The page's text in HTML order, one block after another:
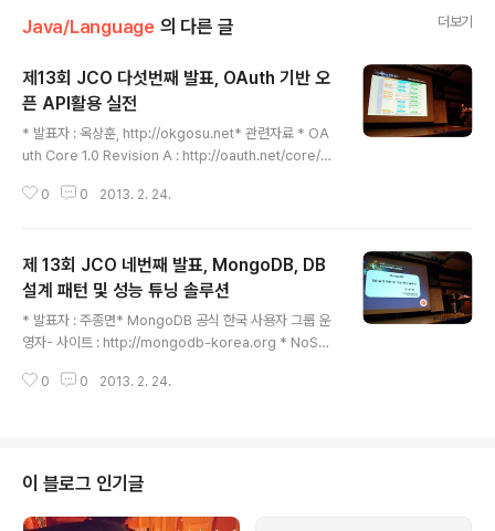
Java/Language 의 다른 글 더보기
제13회 JCO 다섯번째 발표, OAuth 기반 오
픈 API활용 실전
* 발표자 : 옥상훈, http://okgosu.net* 관련자료 * OA
uth Core 1.0 Revision A : http://oauth.net/core/1.
D/PW 방식 인증의 위험성* OAuth* 사용자 입증에서 ID/
을 부여하고 이에 따라 API를 제공할 수 있어야 함* OAut
h 버전* 1.0 -> 1.0a -> 2.0 draft* OAuth 적용기업* F
acebook* Foursquare* Daum* NHN* 국내는 아직
1.0a, 해외는 2.0* OAuth 1.0a 작동방식* 3-legged ..
0 0 2013. 2. 24.
제 13회 JCO 네번째 발표, MongoDB, DB
설계 패턴 및 성능 튜닝 솔루션
* 발표자 : 주종면* MongoDB 공식 한국 사용자 그룹 운
영자- 사이트 : http://mongodb-korea.org * NoSQ
기가 거론됨* Bic Data 솔루션- 빅데이터의 수집과 저장
AS, SPSS* DBMS for NoSQL : 150여개- NoSQL 제
품군 : 유용성Availability, 일관성Consistency, 파티셔
닝Partioning- Key-Value Database- Big Table Da
0 0 2013. 2. 24.
이 블로그 인기글